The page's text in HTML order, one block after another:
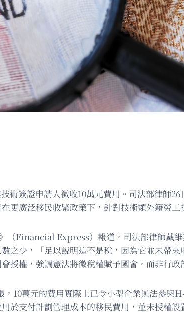
術簽證申請人徵收10萬元費用。司法部律師
更廣泛移民收緊政策下，針對技術類外籍勞工
（Financial Express）報道，司法部律師戴
之少，「足以說明這不是稅，因為它並未帶
授權，強調憲法將徵稅權賦予國會，而非行
10萬元的費用實際上已令小型企業無法參與
於支付計劃管理成本的移民費用，並未授權設